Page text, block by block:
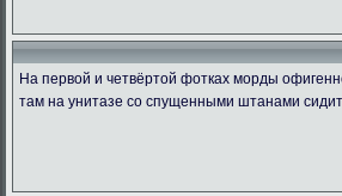
266.47 Kb.
На первой и четвёртой фотках морды
там на унитазе со спущенными штанами сидит.